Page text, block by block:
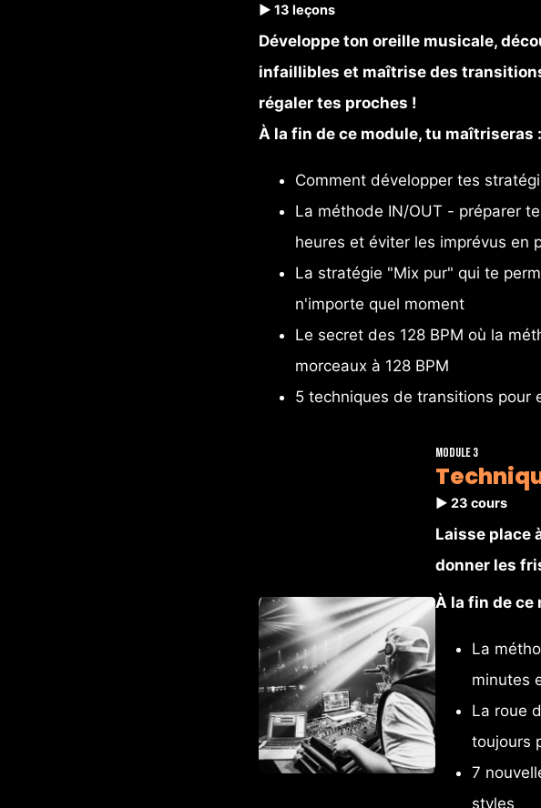
▶️ 13 leçons
Développe ton oreille musicale,
infaillibles et maîtrise des
régaler tes proches !
À la fin de ce module, tu maîtriseras :
Comment développer tes
La méthode IN/OUT - préparer
heures et éviter les imprévus en
La stratégie "Mix pur" qui te
n'importe quel moment
Le secret des 128 BPM où la
morceaux à 128 BPM
5 techniques de transitions pour
Module 3
▶️ 23 cours
Laisse place
donner les
À la fin de ce
La
minutes
La roue
toujours
7
styles